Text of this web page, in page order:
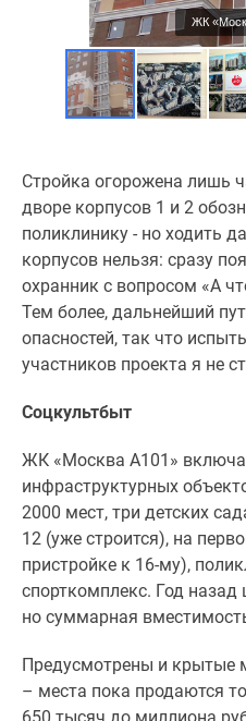
ЖК
Стройка огорожена лишь
дворе корпусов 1 и 2
поликлинику - но ходить
корпусов нельзя: сразу
охранник с вопросом «А
Тем более, дальнейший
опасностей, так что
участников проекта я не
Соцкультбыт
ЖК «Москва А101»
инфраструктурных
2000 мест, три детских
12 (уже строится), на
пристройке к 16-му),
спорткомплекс. Год
но суммарная
Предусмотрены и крытые
– места пока продаются